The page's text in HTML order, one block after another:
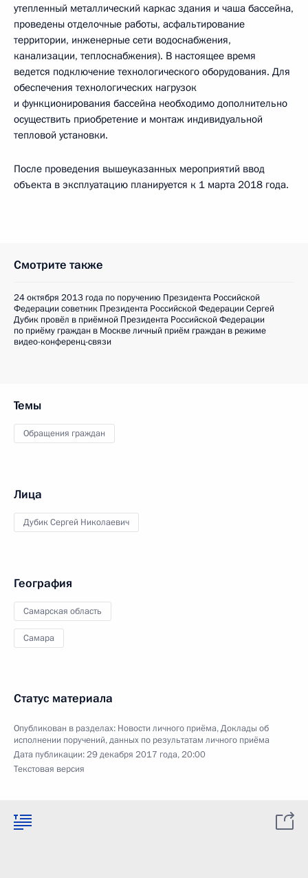
утепленный металлический каркас здания и чаша бассейна,
проведены отделочные работы, асфальтирование
территории, инженерные сети водоснабжения,
канализации, теплоснабжения). В настоящее время
ведется подключение технологического оборудования. Для
обеспечения технологических нагрузок
и функционирования бассейна необходимо дополнительно
осуществить приобретение и монтаж индивидуальной
тепловой установки.
После проведения вышеуказанных мероприятий ввод
объекта в эксплуатацию планируется к 1 марта 2018 года.
Смотрите также
24 октября 2013 года по поручению Президента Российской
Федерации советник Президента Российской Федерации Сергей
Дубик провёл в приёмной Президента Российской Федерации
по приёму граждан в Москве личный приём граждан в режиме
видео-конференц-связи
Темы
Обращения граждан
Лица
Дубик Сергей Николаевич
География
Самарская область
Самара
Статус материала
Опубликован в разделах: Новости личного приёма,Доклады об
исполнении поручений, данных по результатам личного приёма
Дата публикации:29 декабря 2017 года, 20:00
Текстовая версия